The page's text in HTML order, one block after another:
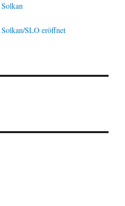
SLO eröffnet